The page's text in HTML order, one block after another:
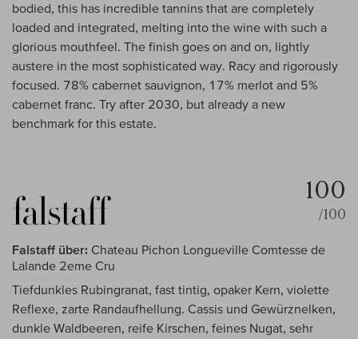
bodied, this has incredible tannins that are completely
loaded and integrated, melting into the wine with such a
glorious mouthfeel. The finish goes on and on, lightly
austere in the most sophisticated way. Racy and rigorously
focused. 78% cabernet sauvignon, 17% merlot and 5%
cabernet franc. Try after 2030, but already a new
benchmark for this estate.
100
/100
Falstaff über: Chateau Pichon Longueville Comtesse de
Lalande 2eme Cru
Tiefdunkles Rubingranat, fast tintig, opaker Kern, violette
Reflexe, zarte Randaufhellung. Cassis und Gewürznelken,
dunkle Waldbeeren, reife Kirschen, feines Nugat, sehr